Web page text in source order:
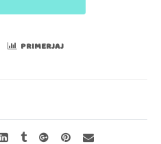
PRIMERJAJ